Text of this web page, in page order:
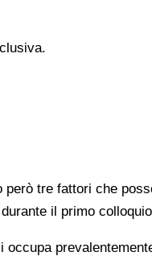
tre fattori che
il primo